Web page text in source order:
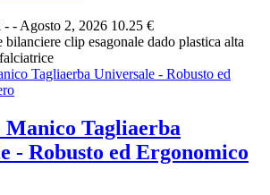
- - Agosto 2, 2026 10.25 €
bilanciere clip esagonale dado plastica alta
Manico Tagliaerba
- Robusto ed Ergonomico